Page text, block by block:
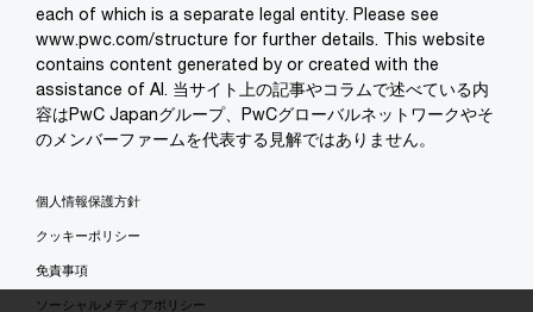
each of which is a separate legal entity. Please see
www.pwc.com/structure for further details. This website
contains content generated by or created with the
assistance of AI. 当サイト上の記事やコラムで述べている内
容はPwC Japanグループ、PwCグローバルネットワークやそ
のメンバーファームを代表する見解ではありません。
個人情報保護方針
クッキーポリシー
免責事項
ソーシャルメディアポリシー